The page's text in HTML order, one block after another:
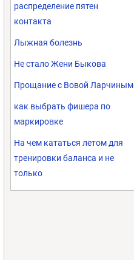
распределение пятен
контакта
Лыжная болезнь
Не стало Жени Быкова
Прощание с Вовой Ларчиным
как выбрать фишера по
маркировке
На чем кататься летом для
тренировки баланса и не
только